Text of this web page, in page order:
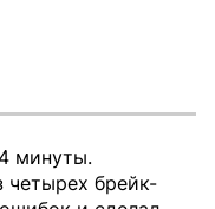
минуты.
четырех брейк-